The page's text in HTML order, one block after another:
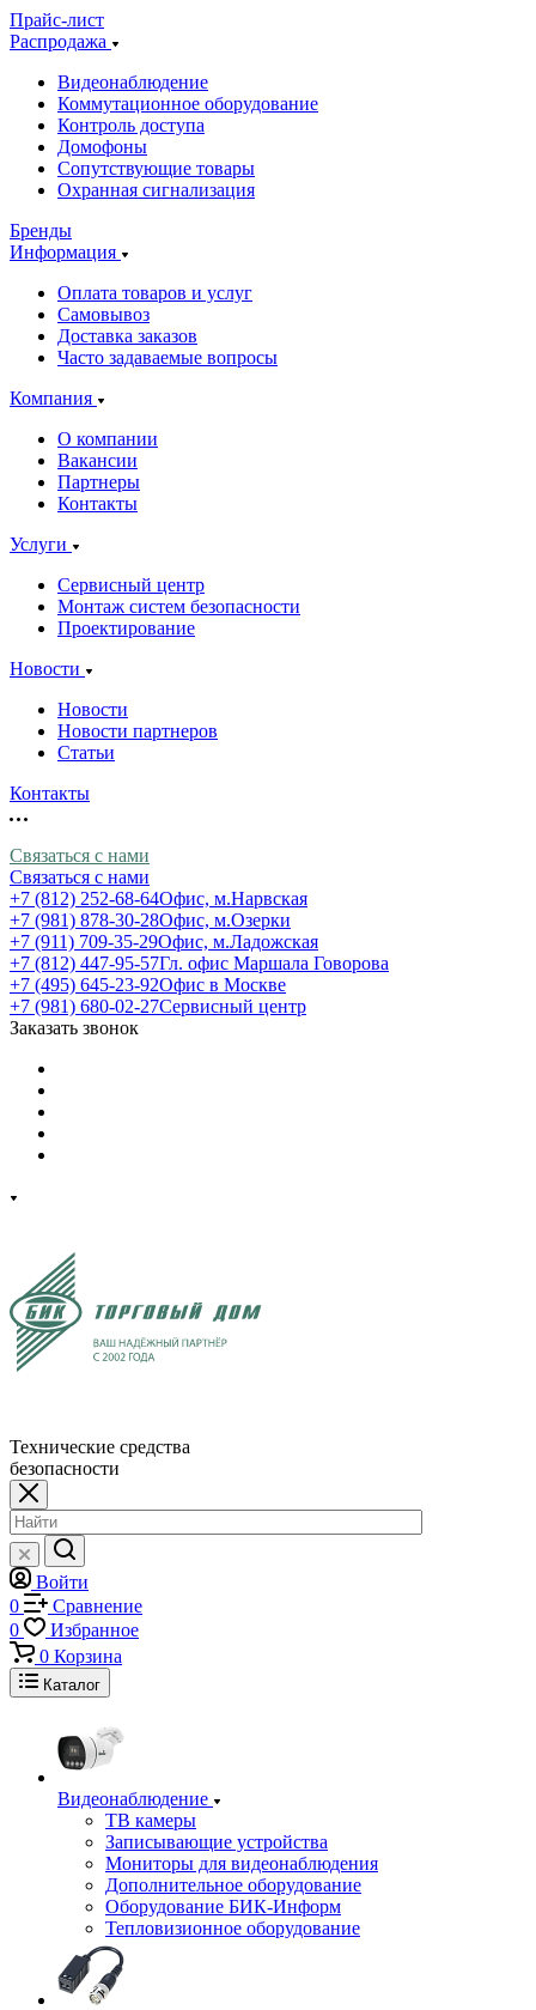
Прайс-лист
Распродажа
Видеонаблюдение
Коммутационное оборудование
Контроль доступа
Домофоны
Сопутствующие товары
Охранная сигнализация
Бренды
Информация
Оплата товаров и услуг
Самовывоз
Доставка заказов
Часто задаваемые вопросы
Компания
О компании
Вакансии
Партнеры
Контакты
Услуги
Сервисный центр
Монтаж систем безопасности
Проектирование
Новости
Новости
Новости партнеров
Статьи
Контакты
Связаться с нами
Связаться с нами
+7 (812) 252-68-64Офис, м.Нарвская
+7 (981) 878-30-28Офис, м.Озерки
+7 (911) 709-35-29Офис, м.Ладожская
+7 (812) 447-95-57Гл. офис Маршала Говорова
+7 (495) 645-23-92Офис в Москве
+7 (981) 680-02-27Сервисный центр
Заказать звонок
Технические средства
безопасности
Войти
0
Сравнение
0
Избранное
0 Корзина
Каталог
Видеонаблюдение
ТВ камеры
Записывающие устройства
Мониторы для видеонаблюдения
Дополнительное оборудование
Оборудование БИК-Информ
Тепловизионное оборудование